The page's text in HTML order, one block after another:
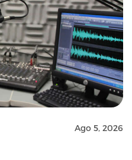
Ago 5, 2026